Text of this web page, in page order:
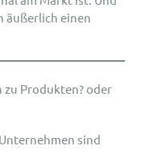
äußerlich einen
zu Produkten? oder
sind